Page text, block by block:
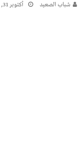
شباب الصعيد أكتوبر 31, 2024